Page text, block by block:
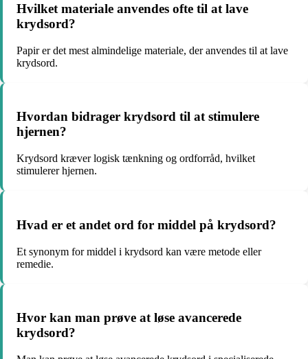
Hvilket materiale anvendes ofte til at lave
krydsord?
Papir er det mest almindelige materiale, der anvendes til at lave
krydsord.
Hvordan bidrager krydsord til at stimulere
hjernen?
Krydsord kræver logisk tænkning og ordforråd, hvilket
stimulerer hjernen.
Hvad er et andet ord for middel på krydsord?
Et synonym for middel i krydsord kan være metode eller
remedie.
Hvor kan man prøve at løse avancerede
krydsord?